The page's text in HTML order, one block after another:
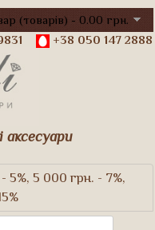
аксесуари
5%, 5 000 грн. - 7%,
+38 050 147 2888
(товарів) - 0.00 грн.